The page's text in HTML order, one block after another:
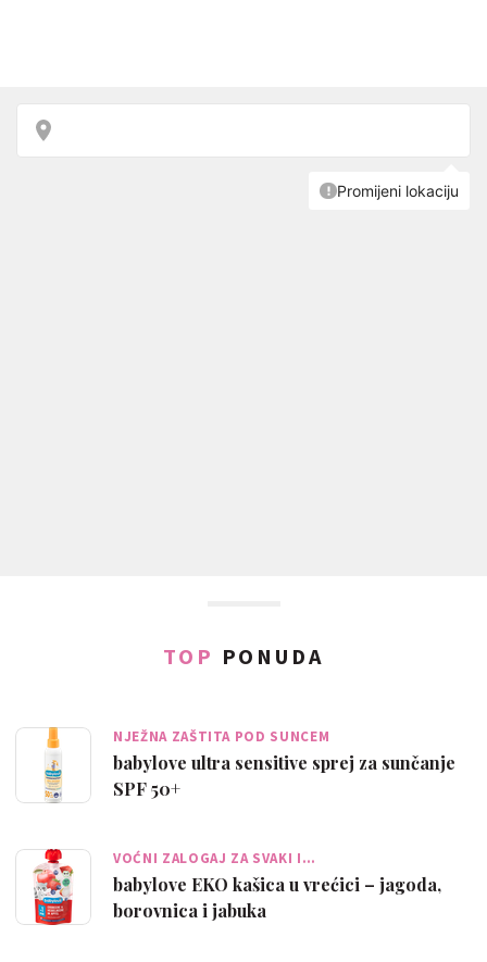
TOP PONUDA
NJEŽNA ZAŠTITA POD SUNCEM
babylove ultra sensitive sprej za sunčanje
SPF 50+
VOĆNI ZALOGAJ ZA SVAKI I…
babylove EKO kašica u vrećici – jagoda,
borovnica i jabuka